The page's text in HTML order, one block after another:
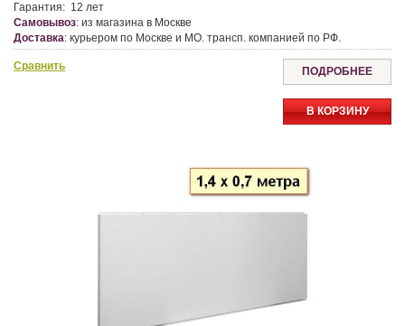
Гарантия: 12 лет
Самовывоз: из магазина в Москве
Доставка: курьером по Москве и МО. трансп. компанией по РФ.
Сравнить ПОДРОБНЕЕ
В КОРЗИНУ